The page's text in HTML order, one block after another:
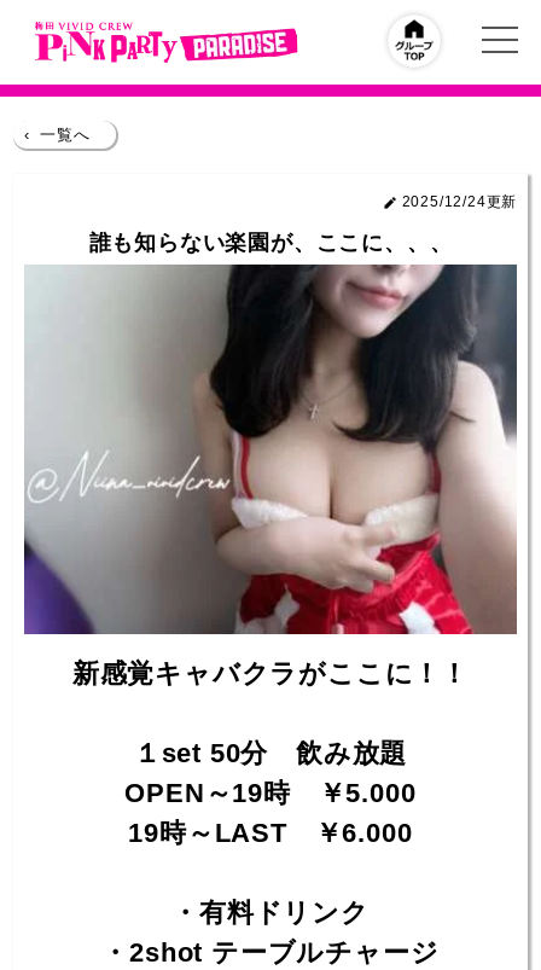
‹ 一覧へ
2025/12/24更新
誰も知らない楽園が、ここに、、、
新感覚キャバクラがここに！！
１set 50分 飲み放題
OPEN～19時 ￥5.000
19時～LAST ￥6.000
・有料ドリンク
・2shot テーブルチャージ